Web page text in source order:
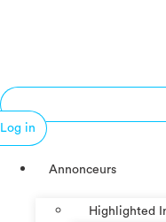
Log in
Annonceurs
Highlighted